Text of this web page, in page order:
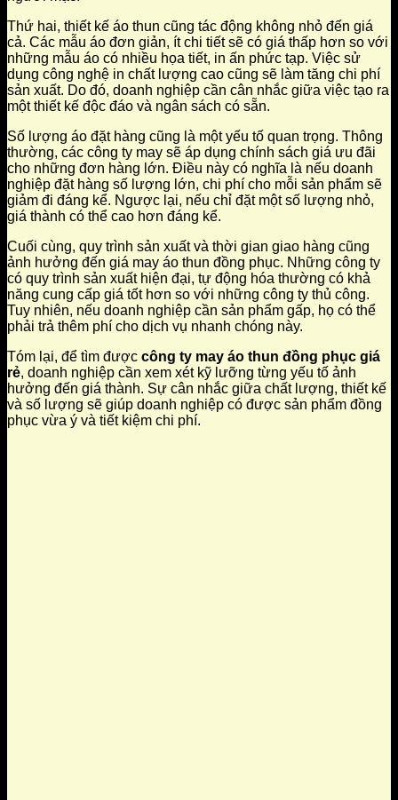
Thứ hai, thiết kế áo thun cũng tác động không nhỏ đến giá
cả. Các mẫu áo đơn giản, ít chi tiết sẽ có giá thấp hơn so với
những mẫu áo có nhiều họa tiết, in ấn phức tạp. Việc sử
dụng công nghệ in chất lượng cao cũng sẽ làm tăng chi phí
sản xuất. Do đó, doanh nghiệp cần cân nhắc giữa việc tạo ra
một thiết kế độc đáo và ngân sách có sẵn.
Số lượng áo đặt hàng cũng là một yếu tố quan trọng. Thông
thường, các công ty may sẽ áp dụng chính sách giá ưu đãi
cho những đơn hàng lớn. Điều này có nghĩa là nếu doanh
nghiệp đặt hàng số lượng lớn, chi phí cho mỗi sản phẩm sẽ
giảm đi đáng kể. Ngược lại, nếu chỉ đặt một số lượng nhỏ,
giá thành có thể cao hơn đáng kể.
Cuối cùng, quy trình sản xuất và thời gian giao hàng cũng
ảnh hưởng đến giá may áo thun đồng phục. Những công ty
có quy trình sản xuất hiện đại, tự động hóa thường có khả
năng cung cấp giá tốt hơn so với những công ty thủ công.
Tuy nhiên, nếu doanh nghiệp cần sản phẩm gấp, họ có thể
phải trả thêm phí cho dịch vụ nhanh chóng này.
Tóm lại, để tìm được công ty may áo thun đồng phục giá
rẻ, doanh nghiệp cần xem xét kỹ lưỡng từng yếu tố ảnh
hưởng đến giá thành. Sự cân nhắc giữa chất lượng, thiết kế
và số lượng sẽ giúp doanh nghiệp có được sản phẩm đồng
phục vừa ý và tiết kiệm chi phí.